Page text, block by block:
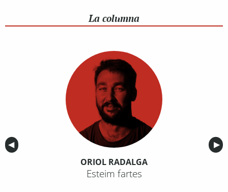
La columna
Anterior
◀︎ ▶︎
ORIOL RADALGA
Esteim fartes